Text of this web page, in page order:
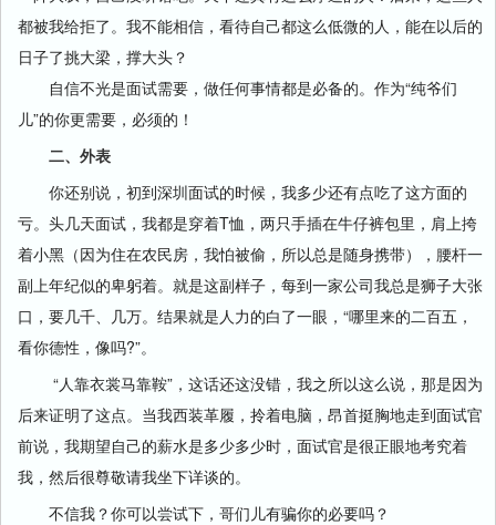
都被我给拒了。我不能相信，看待自己都这么低微的人，能在以后的
日子了挑大梁，撑大头？
自信不光是面试需要，做任何事情都是必备的。作为“纯爷们
儿”的你更需要，必须的！
二、外表
你还别说，初到深圳面试的时候，我多少还有点吃了这方面的
亏。头几天面试，我都是穿着T恤，两只手插在牛仔裤包里，肩上挎
着小黑（因为住在农民房，我怕被偷，所以总是随身携带），腰杆一
副上年纪似的卑躬着。就是这副样子，每到一家公司我总是狮子大张
口，要几千、几万。结果就是人力的白了一眼，“哪里来的二百五，
看你德性，像吗?”。
“人靠衣裳马靠鞍”，这话还这没错，我之所以这么说，那是因为
后来证明了这点。当我西装革履，拎着电脑，昂首挺胸地走到面试官
前说，我期望自己的薪水是多少多少时，面试官是很正眼地考究着
我，然后很尊敬请我坐下详谈的。
不信我？你可以尝试下，哥们儿有骗你的必要吗？